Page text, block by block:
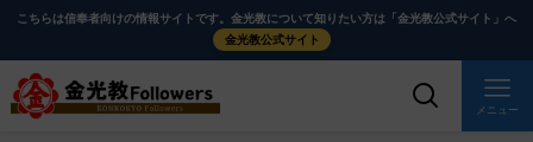
コ
ー
こちらは信奉者向けの情報サイトです。金光教について知りたい方は「金光教公式サイト」へ
金光教公式サイト
メニュー